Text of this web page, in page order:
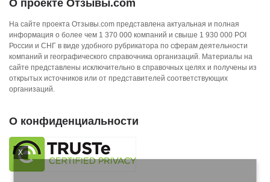
X
О проекте Отзывы.com
На сайте проекта Отзывы.com представлена актуальная и полная
информация о более чем 1 370 000 компаний и свыше 1 930 000 POI
России и СНГ в виде удобного рубрикатора по сферам деятельности
компаний и географического справочника организаций. Материалы на
сайте представлены исключительно в справочных целях и получены из
открытых источников или от представителей соответствующих
организаций.
О конфиденциальности